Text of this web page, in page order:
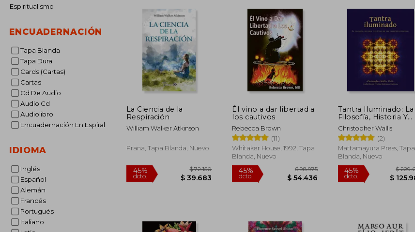
Espiritualismo
ENCUADERNACIÓN
Tapa Blanda
Tapa Dura
Cards (Cartas)
Cartas
Cd De Audio
Audio Cd
Audiolibro
Encuadernación En Espiral
IDIOMA
Inglés
Español
Alemán
Francés
Portugués
Italiano
La Ciencia de la
Respiración
William Walker Atkinson
Prana, Tapa Blanda, Nuevo
Él vino a dar libertad a
los cautivos
Rebecca Brown
(11)
Whitaker House, 1992, Tapa
Blanda, Nuevo
Tantra Iluminado: La
Filosofía, Historia Y
Práctica de Una
Tradición Atemporal
Christopher Wallis
(2)
Mattamayura Press, Tapa
Blanda, Nuevo